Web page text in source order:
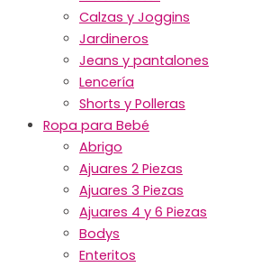
Calzas y Joggins
Jardineros
Jeans y pantalones
Lencería
Shorts y Polleras
Ropa para Bebé
Abrigo
Ajuares 2 Piezas
Ajuares 3 Piezas
Ajuares 4 y 6 Piezas
Bodys
Enteritos